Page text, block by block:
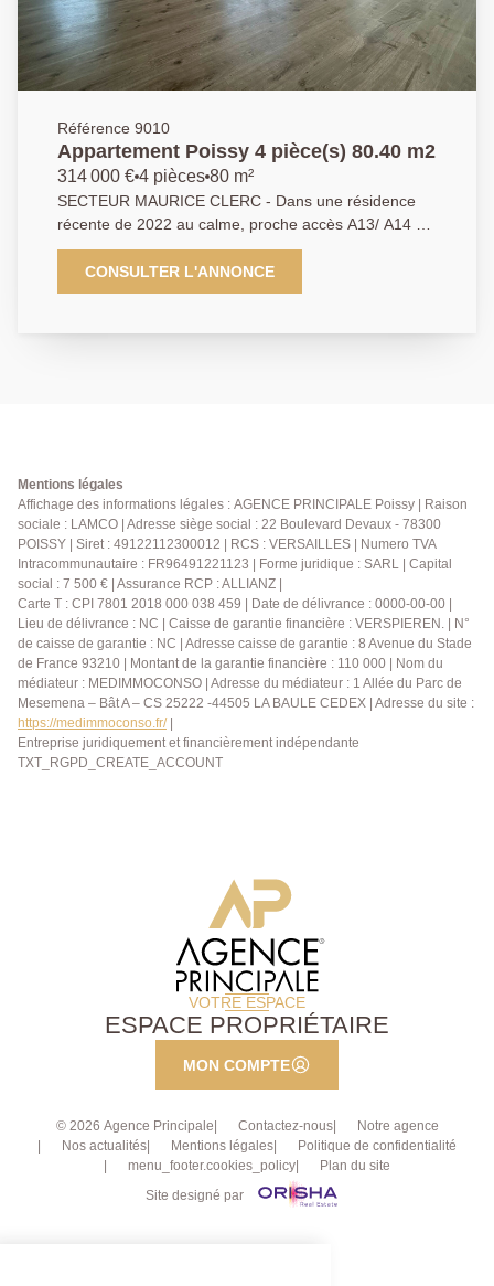
Référence 9010
Appartement Poissy 4 pièce(s) 80.40 m2
314 000 € 4 pièces 80 m²
SECTEUR MAURICE CLERC - Dans une résidence
récente de 2022 au calme, proche accès A13/ A14 et
nationale 13 dans un quartier en pleine expansion
avec commerces, transports et écoles. Superbe
appartement 4 pièces de 80m2 en DUPLEX ,
PRINCIPALE: 01.30.06.69.69 (collaborateur salarié
Y.B.)
CONSULTER L'ANNONCE
Mentions légales
Affichage des informations légales : AGENCE PRINCIPALE Poissy | Raison
sociale : LAMCO | Adresse siège social : 22 Boulevard Devaux - 78300
POISSY | Siret : 49122112300012 | RCS : VERSAILLES | Numero TVA
Intracommunautaire : FR96491221123 | Forme juridique : SARL | Capital
social : 7 500 € | Assurance RCP : ALLIANZ |
Carte T : CPI 7801 2018 000 038 459 | Date de délivrance : 0000-00-00 |
Lieu de délivrance : NC | Caisse de garantie financière : VERSPIEREN. | N°
de caisse de garantie : NC | Adresse caisse de garantie : 8 Avenue du Stade
de France 93210 | Montant de la garantie financière : 110 000 | Nom du
médiateur : MEDIMMOCONSO | Adresse du médiateur : 1 Allée du Parc de
Mesemena – Bât A – CS 25222 -44505 LA BAULE CEDEX | Adresse du site :
https://medimmoconso.fr/|
Entreprise juridiquement et financièrement indépendante
TXT_RGPD_CREATE_ACCOUNT
VOTRE ESPACE
ESPACE PROPRIÉTAIRE
MON COMPTE
© 2026 Agence Principale Contactez-nous
Notre agence
Nos actualités
Mentions légales
Politique de confidentialité
menu_footer.cookies_policy
Plan du site
Site designé par